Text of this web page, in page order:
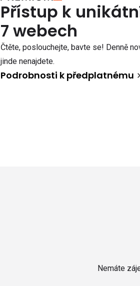
Přístup k
7 webech
Čtěte, poslouchejte, bavte se! Denně
jinde nenajdete.
Podrobnosti k předplatnému
Nemáte